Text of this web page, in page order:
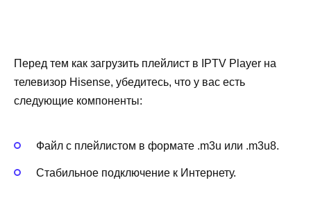
Перед тем как загрузить плейлист в IPTV Player на
телевизор Hisense, убедитесь, что у вас есть
следующие компоненты:
Файл с плейлистом в формате .m3u или .m3u8.
Стабильное подключение к Интернету.